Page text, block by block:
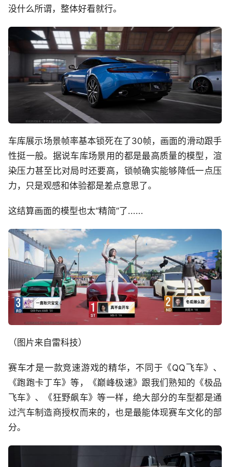
没什么所谓，整体好看就行。
车库展示场景帧率基本锁死在了30帧，画面的滑动跟手
性挺一般。据说车库场景用的都是最高质量的模型，渲
染压力甚至比对局时还要高，锁帧确实能够降低一点压
力，只是观感和体验都是差点意思了。
这结算画面的模型也太“精简”了......
（图片来自雷科技）
赛车才是一款竞速游戏的精华，不同于《QQ飞车》、
《跑跑卡丁车》等，《巅峰极速》跟我们熟知的《极品
飞车》、《狂野飙车》等一样，绝大部分的车型都是通
过汽车制造商授权而来的，也是最能体现赛车文化的部
分。